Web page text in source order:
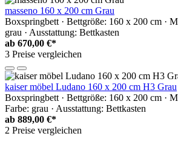
masseno 160 x 200 cm Grau
Boxspringbett · Bettgröße: 160 x 200 cm ·
grau · Ausstattung: Bettkasten
ab 670,00 €*
3 Preise vergleichen
kaiser möbel Ludano 160 x 200 cm H3 Grau
Boxspringbett · Bettgröße: 160 x 200 cm ·
Farbe: grau · Ausstattung: Bettkasten
ab 889,00 €*
2 Preise vergleichen